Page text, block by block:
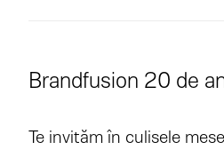
Brandfusion 20 de
Te invităm în culisele